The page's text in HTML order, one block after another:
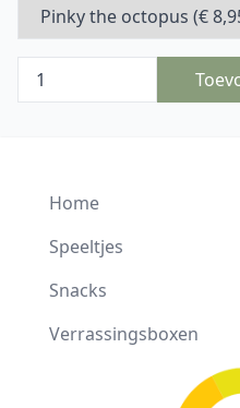
Home
Speeltjes
Snacks
Verrassingsboxen